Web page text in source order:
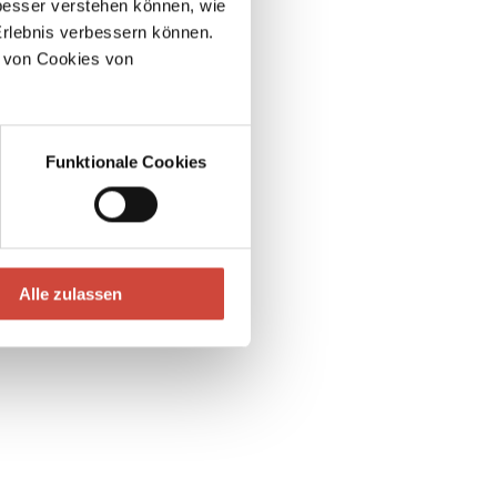
verstehen können, wie
verbessern können.
Cookies von
Funktionale Cookies
Alle zulassen